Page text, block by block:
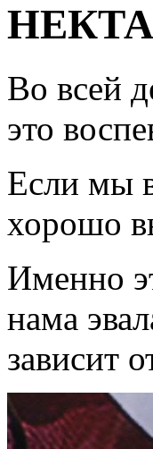
Во всей
это
Если мы
хорошо
Именно
нама
зависит